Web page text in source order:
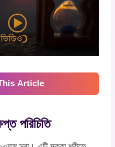
Article
পরিচিতি